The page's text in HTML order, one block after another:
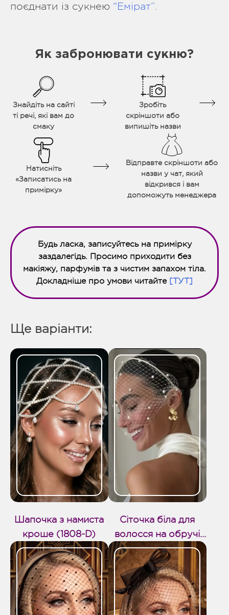
поєднати із сукнею “Емірат”.
Як забронювати сукню?
Знайдіть на сайті
ті речі, які вам до
смаку
Зробіть
скріншоти або
випишіть назви
Натисніть
«Записатись на
примірку»
Відправте скріншоти або
назви у чат, який
відкрився і вам
допоможуть менеджера
Будь ласка, записуйтесь на примірку
заздалегідь. Просимо приходити без
макіяжу, парфумів та з чистим запахом тіла.
Докладніше про умови читайте [ТУТ]
Ще варіанти:
Шапочка з намиста
кроше (1808-D)
Сіточка біла для
волосся на обручі
(1791-D)